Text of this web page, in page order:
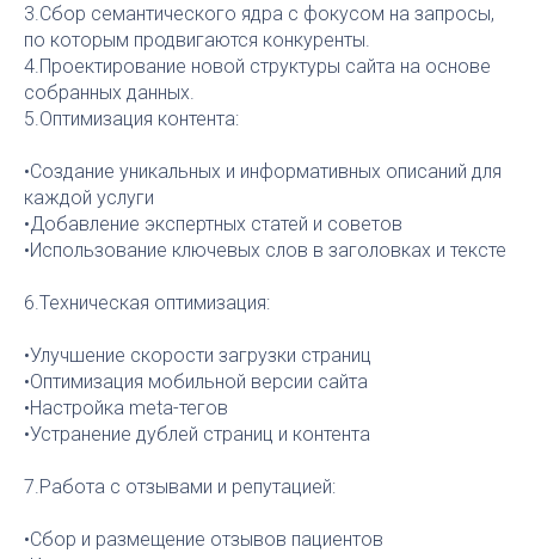
3.Сбор семантического ядра с фокусом на запросы,
по которым продвигаются конкуренты.
4.Проектирование новой структуры сайта на основе
собранных данных.
5.Оптимизация контента:
•Создание уникальных и информативных описаний для
каждой услуги
•Добавление экспертных статей и советов
•Использование ключевых слов в заголовках и тексте
6.Техническая оптимизация:
•Улучшение скорости загрузки страниц
•Оптимизация мобильной версии сайта
•Настройка meta-тегов
•Устранение дублей страниц и контента
7.Работа с отзывами и репутацией:
•Сбор и размещение отзывов пациентов